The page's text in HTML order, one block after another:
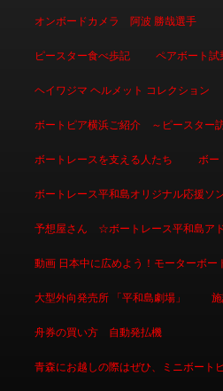
オンボードカメラ 阿波 勝哉選手
ピースター食べ歩記 ペアボート試
ヘイワジマ ヘルメット コレクション
ボートピア横浜ご紹介 ～ピースター
ボートレースを支える人たち ボ
ボートレース平和島オリジナル応援ソ
予想屋さん ☆ボートレース平和島ア
動画 日本中に広めよう！モーターボー
大型外向発売所 「平和島劇場」
舟券の買い方 自動発払機
青森にお越しの際はぜひ、ミニボート